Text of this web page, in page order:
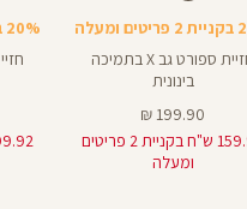
חזיית ספורט גב X בתמיכה
בינונית
מחיר
מוצר
199.90 ₪
159.92 ש"ח בקניית 2 פריטים
ומעלה
20% בקניית 2 פריטים ומעלה